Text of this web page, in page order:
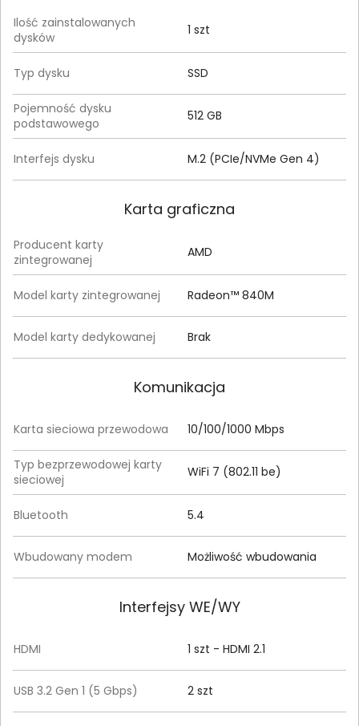
Ilość zainstalowanych
dysków
1 szt
Typ dysku SSD
Pojemność dysku
podstawowego
512 GB
Interfejs dysku M.2 (PCIe/NVMe Gen 4)
Karta graficzna
Producent karty
zintegrowanej
AMD
Model karty zintegrowanej Radeon™ 840M
Model karty dedykowanej Brak
Komunikacja
Karta sieciowa przewodowa 10/100/1000 Mbps
Typ bezprzewodowej karty
sieciowej
WiFi 7 (802.11 be)
Bluetooth 5.4
Wbudowany modem Możliwość wbudowania
Interfejsy WE/WY
HDMI 1 szt - HDMI 2.1
USB 3.2 Gen 1 (5 Gbps) 2 szt